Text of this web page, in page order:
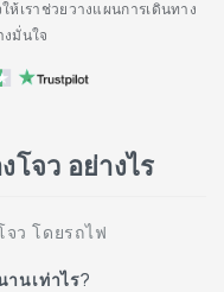
ห้เราช่วยวางแผนการเดินทาง
งมั่นใจ
โจว อย่างไร
ว โดยรถไฟ
านเท่าไร?